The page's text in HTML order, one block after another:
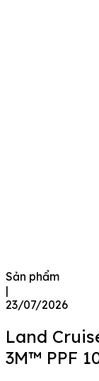
Sản phẩm
|
23/07/2026
Land
3M™ PPF